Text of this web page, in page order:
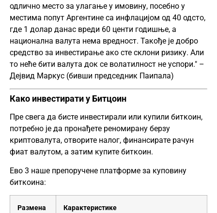
одлично место за улагање у имовину, посебно у
местима попут Аргентине са инфлацијом од 40 одсто,
где 1 долар данас вреди 60 центи годишње, а
национална валута нема вредност. Такође је добро
средство за инвестирање ако сте склони ризику. Али
то неће бити валута док се волатилност не успори." –
Дејвид Маркус (бивши председник Паипала)
Како инвестирати у Битцоин
Пре свега да бисте инвестирали или купили биткоин,
потребно је да пронађете реномирану берзу
криптовалута, отворите налог, финансирате рачун
фиат валутом, а затим купите биткоин.
Ево 3 наше препоручене платформе за куповину
биткоина:
Размена Карактеристике